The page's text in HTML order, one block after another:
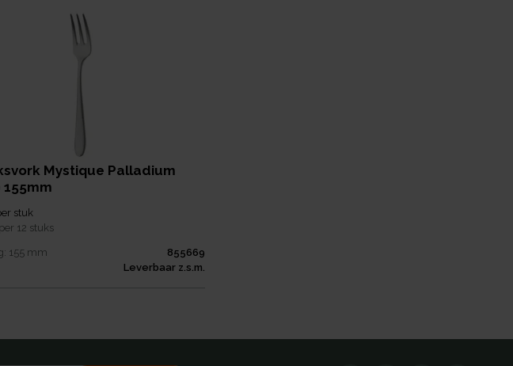
Mystique Palladium
stuk
12 stuks
155 mm
855669
Leverbaar z.s.m.